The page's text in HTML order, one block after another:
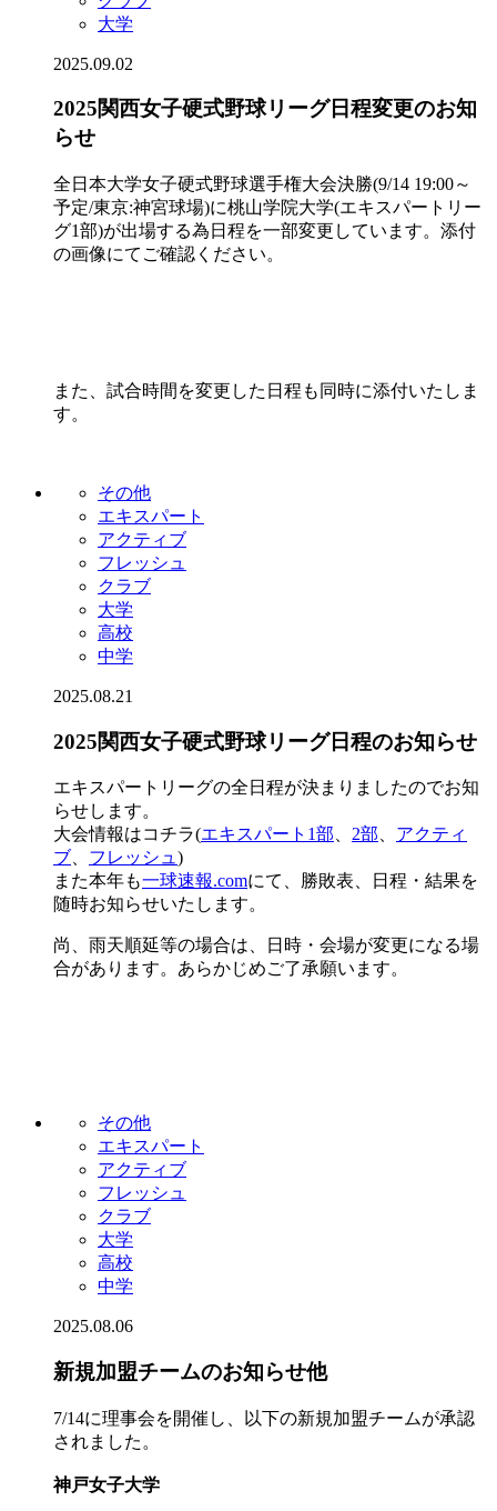
大学
2025.09.02
2025関西女子硬式野球リーグ日程変更のお知
らせ
全日本大学女子硬式野球選手権大会決勝(9/14 19:00～
予定/東京:神宮球場)に桃山学院大学(エキスパートリー
グ1部)が出場する為日程を一部変更しています。添付
の画像にてご確認ください。
また、試合時間を変更した日程も同時に添付いたしま
す。
その他
エキスパート
アクティブ
フレッシュ
クラブ
大学
高校
中学
2025.08.21
2025関西女子硬式野球リーグ日程のお知らせ
エキスパートリーグの全日程が決まりましたのでお知
らせします。
大会情報はコチラ(エキスパート1部、 2部、 アクティ
ブ、 フレッシュ)
また本年も一球速報.comにて、勝敗表、日程・結果を
随時お知らせいたします。
尚、雨天順延等の場合は、日時・会場が変更になる場
合があります。あらかじめご了承願います。
その他
エキスパート
アクティブ
フレッシュ
クラブ
大学
高校
中学
2025.08.06
新規加盟チームのお知らせ他
7/14に理事会を開催し、以下の新規加盟チームが承認
されました。
神戸女子大学